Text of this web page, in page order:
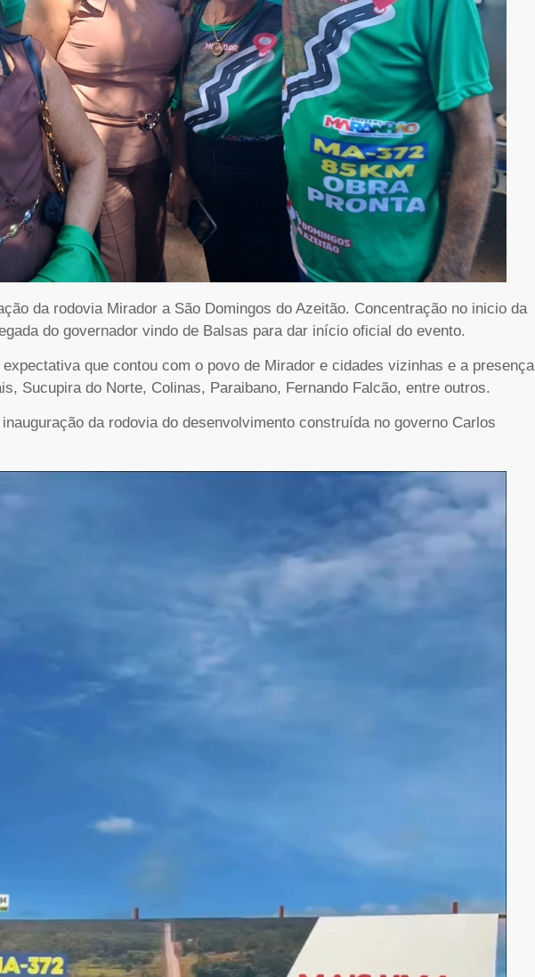
da rodovia Mirador a São Domingos do Azeitão. Concentração no inicio da
do governador vindo de Balsas para dar início oficial do evento.
que contou com o povo de Mirador e cidades vizinhas e a presença
Sucupira do Norte, Colinas, Paraibano, Fernando Falcão, entre outros.
da rodovia do desenvolvimento construída no governo Carlos